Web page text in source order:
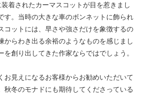
装着されたカーマスコットが目を惹きまし
す。当時の大きな車のボンネットに飾られ
コットには、早さや強さだけを象徴するの
からわき出る余裕のようなものを感じまし
を創り出してきた作家ならではでしょう。
お見えになるお客様からお勧めいただいて
秋冬のモナドにも期待してくださっている